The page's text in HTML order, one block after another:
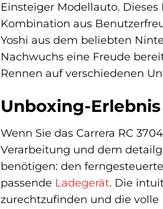
Einsteiger Modellauto.
Kombination aus
Yoshi aus dem beliebten
Nachwuchs eine Freude
Rennen auf verschiedenen
Unboxing-
Wenn Sie das Carrera RC
Verarbeitung und dem
benötigen: den
passende Ladegerät. Die
zurechtzufinden und die volle